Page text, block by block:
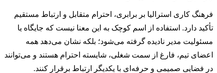
فرهنگ کاری استرالیا بر برابری، احترام متقابل و ارتباط مستقیم
تأکید دارد. استفاده از اسم کوچک به این معنا نیست که جایگاه یا
مسئولیت مدیر نادیده گرفته می‌شود؛ بلکه نشان می‌دهد همه
اعضای تیم، فارغ از سمت شغلی، شایسته احترام هستند و می‌توانند
در فضایی صمیمی و حرفه‌ای با یکدیگر ارتباط برقرار کنند.